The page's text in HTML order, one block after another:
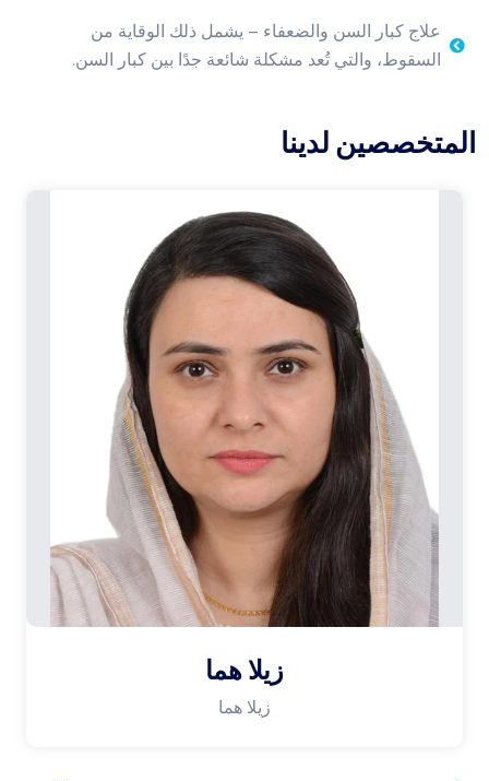
علاج كبار السن والضعفاء – يشمل ذلك الوقاية من
السقوط، والتي تُعد مشكلة شائعة جدًا بين كبار السن.
المتخصصين لدينا
زيلا هما
زيلا هما